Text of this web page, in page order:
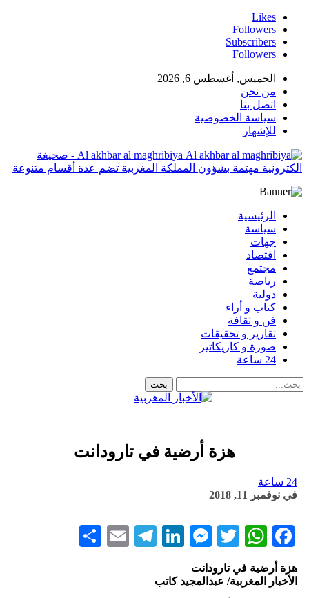
Likes
Followers
Subscribers
Followers
الخميس, أغسطس 6, 2026
من نحن
اتصل بنا
سياسة الخصوصية
للإشهار
Al akhbar al maghribiya - صحيغة
الكترونية مهتمة بشؤون المملكة المغربية تضم عدة أقسام متنوعة
الرئيسية
سياسة
جهات
اقتصاد
مجتمع
رياصة
دولية
كتاب و أراء
فن و ثقافة
تقارير و تحقيقات
صورة و كاريكاتير
24 ساعة
هزة أرضية في تارودانت
24 ساعة
في نوفمبر 11, 2018
Facebook
WhatsApp
Twitter
Messenger
LinkedIn
Telegram
Email
هزة أرضية في تارودانت
الأخبار المغربية/ عبدالمجيد كاتب